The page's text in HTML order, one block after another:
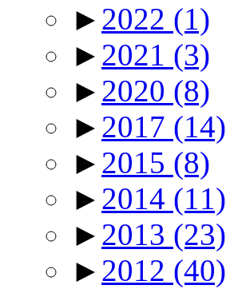
► 2022 (1)
► 2021 (3)
► 2020 (8)
► 2017 (14)
► 2015 (8)
► 2014 (11)
► 2013 (23)
► 2012 (40)